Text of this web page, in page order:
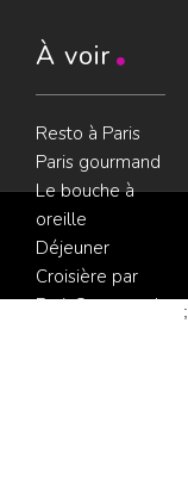
À voir
Resto à Paris
Paris gourmand
Le bouche à
oreille
Déjeuner
Croisière par
ParisGourmand
;